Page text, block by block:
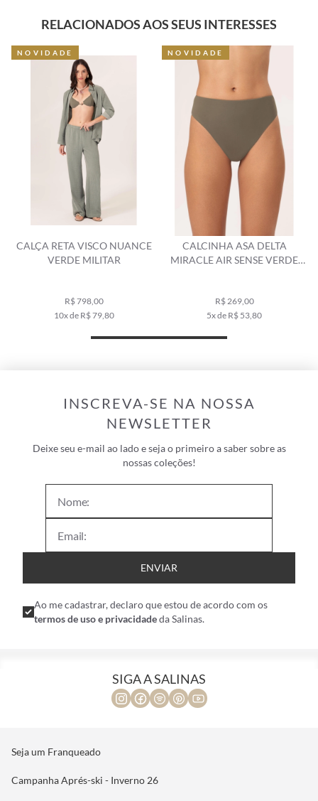
RELACIONADOS AOS SEUS INTERESSES
CALÇA RETA VISCO NUANCE
VERDE MILITAR
R$ 798,00
10x de R$ 79,80
NOVIDADE
CALCINHA ASA DELTA
MIRACLE AIR SENSE VERDE
R$ 269,00
5x de R$ 53,80
NOVIDADE
INSCREVA-SE NA NOSSA
NEWSLETTER
Deixe seu e-mail ao lado e seja o primeiro a saber sobre as
nossas coleções!
ENVIAR
Ao me cadastrar, declaro que estou de acordo com os
termos de uso e privacidadeda Salinas.
SIGA A SALINAS
Seja um Franqueado
Campanha Aprés-ski - Inverno 26